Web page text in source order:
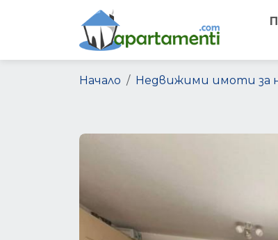
Начало Недвижими имоти за